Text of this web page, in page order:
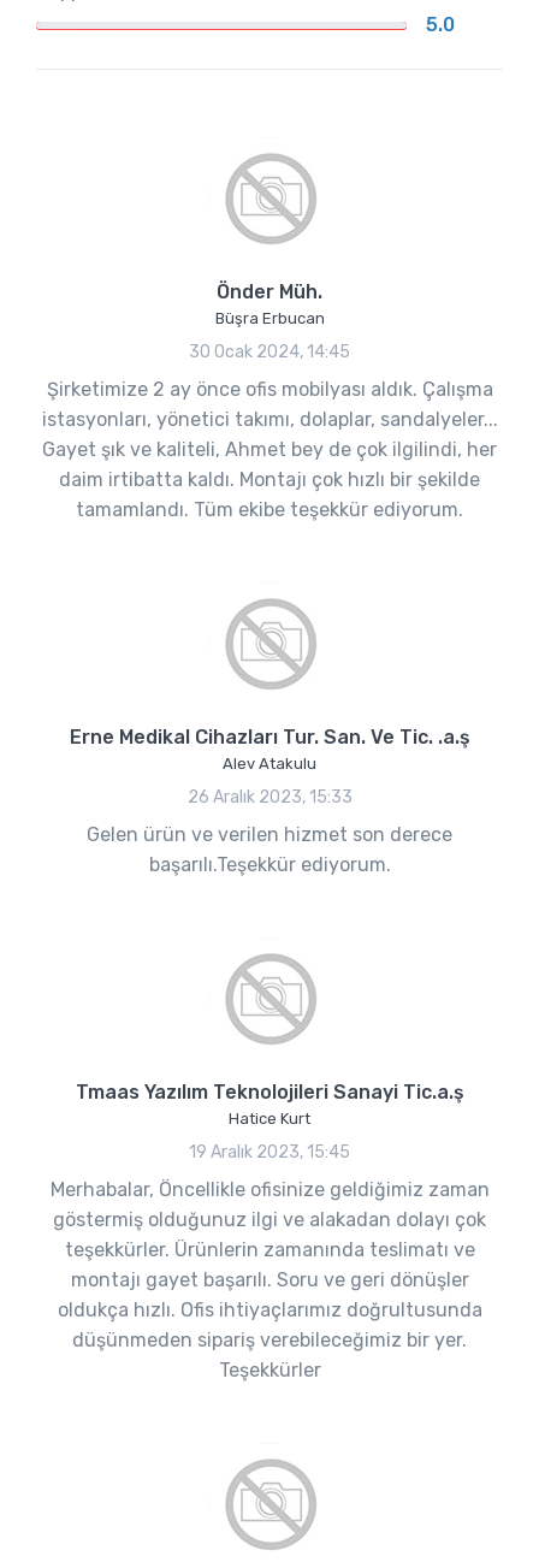
5.0
Önder Müh.
Büşra Erbucan
30 Ocak 2024, 14:45
Şirketimize 2 ay önce ofis mobilyası aldık. Çalışma
istasyonları, yönetici takımı, dolaplar, sandalyeler...
Gayet şık ve kaliteli, Ahmet bey de çok ilgilindi, her
daim irtibatta kaldı. Montajı çok hızlı bir şekilde
tamamlandı. Tüm ekibe teşekkür ediyorum.
Erne Medikal Cihazları Tur. San. Ve Tic. .a.ş
Alev Atakulu
26 Aralık 2023, 15:33
Gelen ürün ve verilen hizmet son derece
başarılı.Teşekkür ediyorum.
Tmaas Yazılım Teknolojileri Sanayi Tic.a.ş
Hatice Kurt
19 Aralık 2023, 15:45
Merhabalar, Öncellikle ofisinize geldiğimiz zaman
göstermiş olduğunuz ilgi ve alakadan dolayı çok
teşekkürler. Ürünlerin zamanında teslimatı ve
montajı gayet başarılı. Soru ve geri dönüşler
oldukça hızlı. Ofis ihtiyaçlarımız doğrultusunda
düşünmeden sipariş verebileceğimiz bir yer.
Teşekkürler